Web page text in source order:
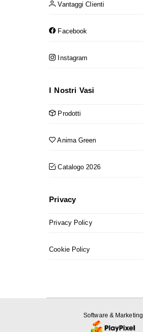
Vantaggi Clienti
Facebook
Instagram
I Nostri Vasi
Prodotti
Anima Green
Catalogo 2026
Privacy
Privacy Policy
Cookie Policy
Software & Marketing